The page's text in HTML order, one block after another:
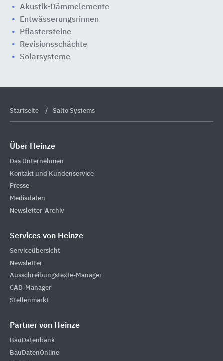
Akustik-Dämmelemente
Entwässerungsrinnen
Pflastersteine
Revisionsschächte
Solarsysteme
Startseite Salto Systems
Über Heinze
Das Unternehmen
Kontakt und Kundenservice
Presse
Mediadaten
Newsletter-Archiv
Services von Heinze
Serviceübersicht
Newsletter
Ausschreibungstexte-Manager
CAD-Manager
Stellenmarkt
Partner von Heinze
BauDatenbank
BauDatenOnline